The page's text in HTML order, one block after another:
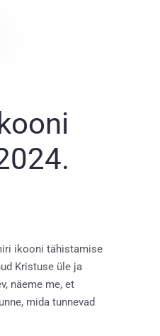
ikooni tähistamise
Kristuse üle ja
näeme me, et
mida tunnevad